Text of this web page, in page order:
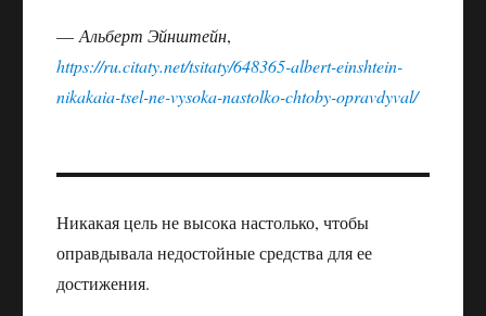
—Альберт Эйнштейн,
https://ru.citaty.net/tsitaty/648365-albert-einshtein-
nikakaia-tsel-ne-vysoka-nastolko-chtoby-opravdyval/
Никакая цель не высока настолько, чтобы
оправдывала недостойные средства для ее
достижения.